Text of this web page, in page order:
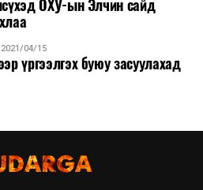
ОХУ-ын Элчин сайд
2021/04/15
үргээлгэх буюу засуулахад